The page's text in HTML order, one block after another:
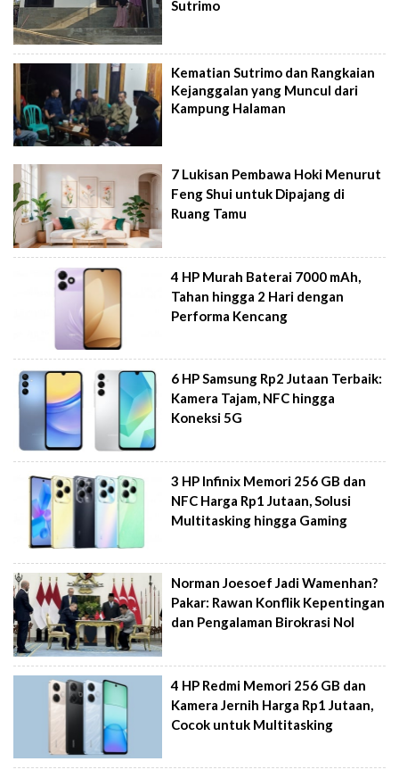
Sutrimo
Kematian Sutrimo dan Rangkaian
Kejanggalan yang Muncul dari
Kampung Halaman
7 Lukisan Pembawa Hoki Menurut
Feng Shui untuk Dipajang di
Ruang Tamu
4 HP Murah Baterai 7000 mAh,
Tahan hingga 2 Hari dengan
Performa Kencang
6 HP Samsung Rp2 Jutaan Terbaik:
Kamera Tajam, NFC hingga
Koneksi 5G
3 HP Infinix Memori 256 GB dan
NFC Harga Rp1 Jutaan, Solusi
Multitasking hingga Gaming
Norman Joesoef Jadi Wamenhan?
Pakar: Rawan Konflik Kepentingan
dan Pengalaman Birokrasi Nol
4 HP Redmi Memori 256 GB dan
Kamera Jernih Harga Rp1 Jutaan,
Cocok untuk Multitasking